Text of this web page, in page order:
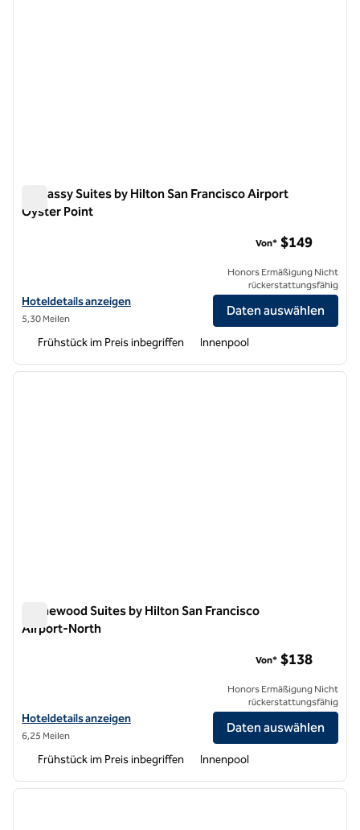
Embassy Suites by Hilton San Francisco Airport
Oyster Point
Hoteldetails für Embassy Suites by Hilton San Francisco Airport
Hoteldetails anzeigen
5,30 Meilen
Von* $149
Honors Ermäßigung Nicht
rückerstattungsfähig
Daten auswählen
Frühstück im Preis inbegriffen Innenpool
1 von 12
Homewood Suites by Hilton San Francisco
Airport-North
Hoteldetails für Homewood Suites by Hilton San Francisco Airport-
Hoteldetails anzeigen
6,25 Meilen
Von* $138
Honors Ermäßigung Nicht
rückerstattungsfähig
Daten auswählen
Frühstück im Preis inbegriffen Innenpool
1 von 12